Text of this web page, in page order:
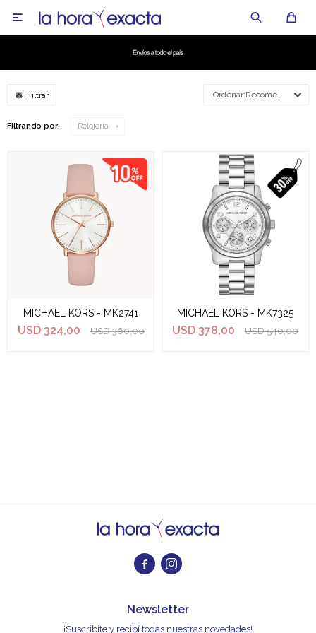

Recomendados
Filtrando por: Relojería
MICHAEL KORS - MK2741
USD 324,00 USD 360,00
MICHAEL KORS - MK7325
USD 378,00 USD 540,00
 
Newsletter
¡Suscribite y recibí todas nuestras novedades!